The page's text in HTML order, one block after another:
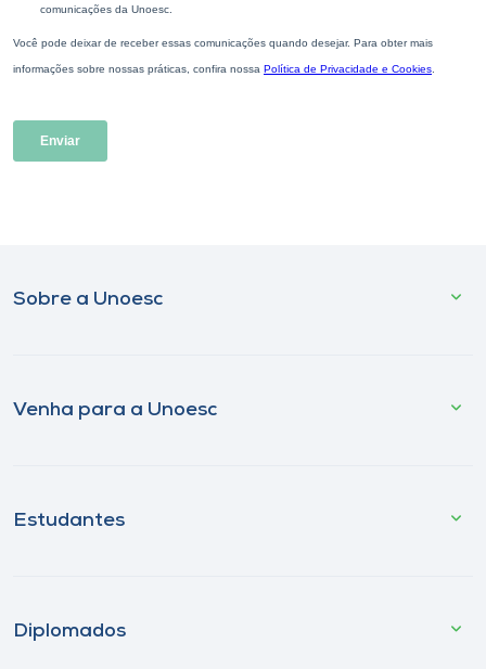
Sobre a Unoesc
Venha para a Unoesc
Estudantes
Diplomados